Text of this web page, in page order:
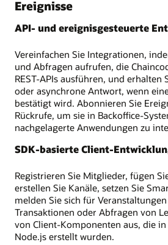
Ereignisse
API- und ereignisgesteuerte
Vereinfachen Sie Integrationen,
und Abfragen aufrufen, die
REST-APIs ausführen, und erhalten
oder asynchrone Antwort, wenn
bestätigt wird. Abonnieren Sie
Rückrufe, um sie in Backoffice-
nachgelagerte Anwendungen zu
SDK-basierte Client-
Registrieren Sie Mitglieder, fügen
erstellen Sie Kanäle, setzen Sie
melden Sie sich für
Transaktionen oder Abfragen von
von Client-Komponenten aus, die in
Node.js erstellt wurden.